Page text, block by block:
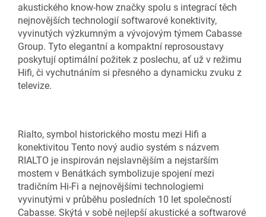
akustického know-how značky spolu s integrací těch
nejnovějších technologií softwarové konektivity,
vyvinutých výzkumným a vývojovým týmem Cabasse
Group. Tyto elegantní a kompaktní reprosoustavy
poskytují optimální požitek z poslechu, ať už v režimu
Hifi, či vychutnáním si přesného a dynamicku zvuku z
televize.
Rialto, symbol historického mostu mezi Hifi a
konektivitou Tento nový audio systém s názvem
RIALTO je inspirován nejslavnějším a nejstarším
mostem v Benátkách symbolizuje spojení mezi
tradičním Hi-Fi a nejnovějšími technologiemi
vyvinutými v průběhu posledních 10 let společností
Cabasse. Skýtá v sobě nejlepší akustické a softwarové